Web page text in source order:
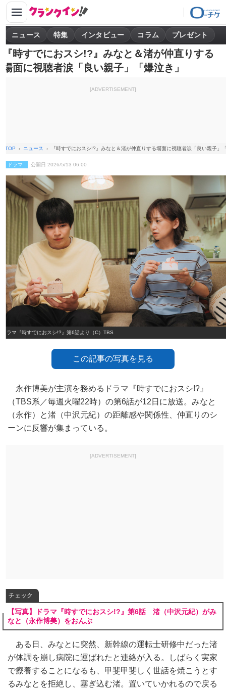
ニュース 特集 インタビュー コラム プレゼント
『時すでにおスシ!?』みなと＆渚が仲直りする
場面に視聴者涙「良い親子」「爆泣き」
[ADVERTISEMENT]
TOP ニュース 『時すでにおスシ!?』みなと＆渚が仲直りする場面に視聴者涙「良い親子」
ドラマ 公開日 2026/5/13 06:00
ドラマ『時すでにおスシ!?』第6話より（C）TBS
この記事の写真を見る
永作博美が主演を務めるドラマ『時すでにおスシ!?』
（TBS系／毎週火曜22時）の第6話が12日に放送。みなと
（永作）と渚（中沢元紀）の距離感や関係性、仲直りのシ
ーンに反響が集まっている。
[ADVERTISEMENT]
チェック
【写真】ドラマ『時すでにおスシ!?』第6話 渚（中沢元紀）がみ
なと（永作博美）をおんぶ
ある日、みなとに突然、新幹線の運転士研修中だった渚
が体調を崩し病院に運ばれたと連絡が入る。しばらく実家
で療養することになるも、甲斐甲斐しく世話を焼こうとす
るみなとを拒絶し、塞ぎ込む渚。置いていかれるので戻る